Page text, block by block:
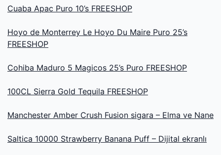
Cuaba Apac Puro 10’s FREESHOP
Hoyo de Monterrey Le Hoyo Du Maire Puro 25’s
FREESHOP
Cohiba Maduro 5 Magicos 25’s Puro FREESHOP
100CL Sierra Gold Tequila FREESHOP
Manchester Amber Crush Fusion sigara – Elma ve Nane
Saltica 10000 Strawberry Banana Puff – Dijital ekranlı